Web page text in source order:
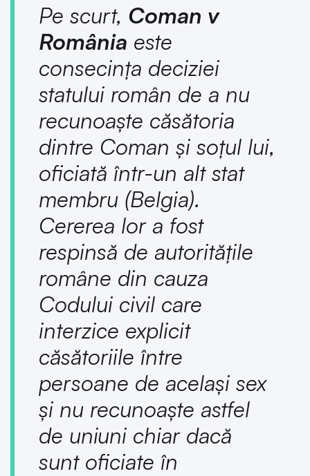
Pe scurt, Coman v
România este
consecința deciziei
statului român de a nu
recunoaște căsătoria
dintre Coman și soțul lui,
oficiată într-un alt stat
membru (Belgia).
Cererea lor a fost
respinsă de autoritățile
române din cauza
Codului civil care
interzice explicit
căsătoriile între
persoane de același sex
și nu recunoaște astfel
de uniuni chiar dacă
sunt oficiate în